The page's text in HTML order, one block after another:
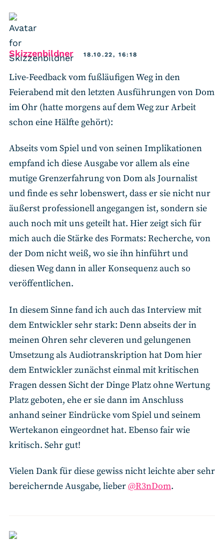
Skizzenbildnersays:18.10.22, 16:18
Live-Feedback vom fußläufigen Weg in den
Feierabend mit den letzten Ausführungen von Dom
im Ohr (hatte morgens auf dem Weg zur Arbeit
schon eine Hälfte gehört):
Abseits vom Spiel und von seinen Implikationen
empfand ich diese Ausgabe vor allem als eine
mutige Grenzerfahrung von Dom als Journalist
und finde es sehr lobenswert, dass er sie nicht nur
äußerst professionell angegangen ist, sondern sie
auch noch mit uns geteilt hat. Hier zeigt sich für
mich auch die Stärke des Formats: Recherche, von
der Dom nicht weiß, wo sie ihn hinführt und
diesen Weg dann in aller Konsequenz auch so
veröffentlichen.
In diesem Sinne fand ich auch das Interview mit
dem Entwickler sehr stark: Denn abseits der in
meinen Ohren sehr cleveren und gelungenen
Umsetzung als Audiotranskription hat Dom hier
dem Entwickler zunächst einmal mit kritischen
Fragen dessen Sicht der Dinge Platz ohne Wertung
Platz geboten, ehe er sie dann im Anschluss
anhand seiner Eindrücke vom Spiel und seinem
Wertekanon eingeordnet hat. Ebenso fair wie
kritisch. Sehr gut!
Vielen Dank für diese gewiss nicht leichte aber sehr
bereichernde Ausgabe, lieber@R3nDom.